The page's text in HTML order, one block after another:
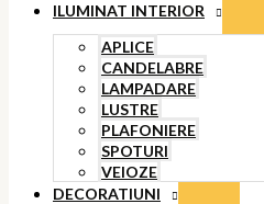
ILUMINAT INTERIOR
APLICE
CANDELABRE
LAMPADARE
LUSTRE
PLAFONIERE
SPOTURI
VEIOZE
DECORATIUNI